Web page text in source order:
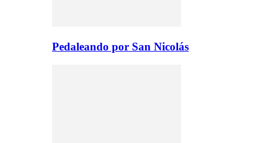
Pedaleando por San Nicolás